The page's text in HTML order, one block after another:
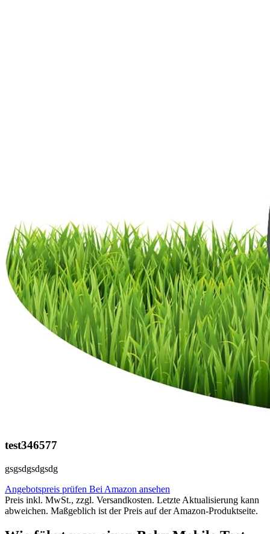
test346577
gsgsdgsdgsdg
Angebotspreis prüfen Bei Amazon ansehen
Preis inkl. MwSt., zzgl. Versandkosten. Letzte Aktualisierung kann
abweichen. Maßgeblich ist der Preis auf der Amazon-Produktseite.